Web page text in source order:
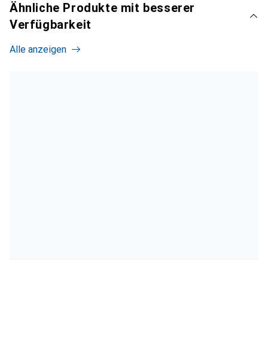
Ähnliche Produkte mit besserer
Verfügbarkeit
Alle anzeigen